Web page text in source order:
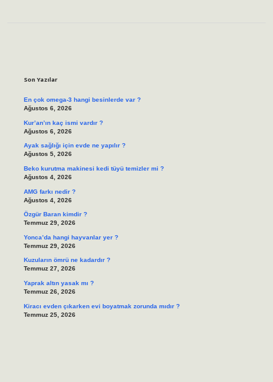
Son Yazılar
En çok omega-3 hangi besinlerde var ?
Ağustos 6, 2026
Kur’an’ın kaç ismi vardır ?
Ağustos 6, 2026
Ayak sağlığı için evde ne yapılır ?
Ağustos 5, 2026
Beko kurutma makinesi kedi tüyü temizler mi ?
Ağustos 4, 2026
AMG farkı nedir ?
Ağustos 4, 2026
Özgür Baran kimdir ?
Temmuz 29, 2026
Yonca’da hangi hayvanlar yer ?
Temmuz 29, 2026
Kuzuların ömrü ne kadardır ?
Temmuz 27, 2026
Yaprak altın yasak mı ?
Temmuz 26, 2026
Kiracı evden çıkarken evi boyatmak zorunda mıdır ?
Temmuz 25, 2026